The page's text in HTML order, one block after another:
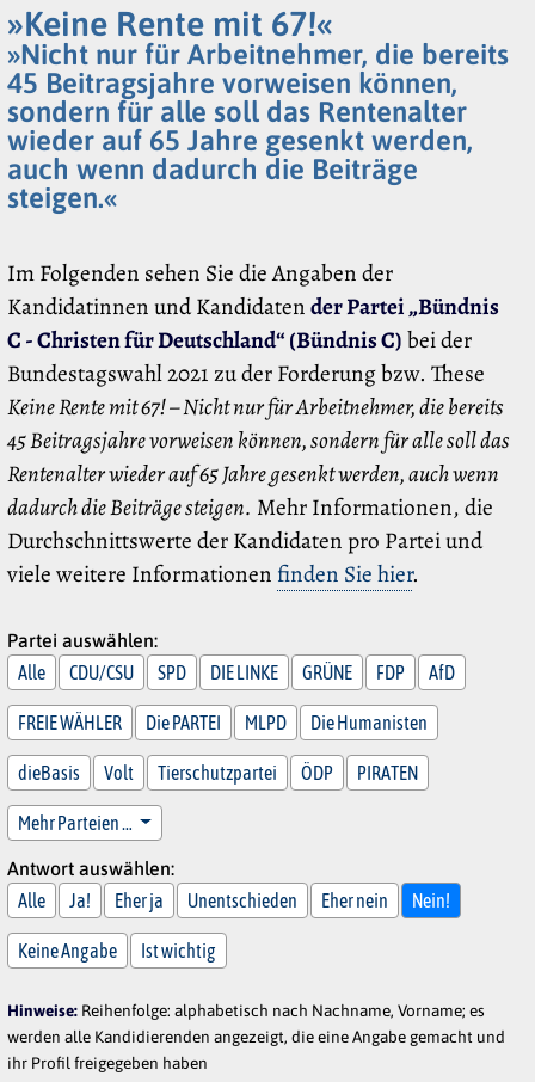
»Keine Rente mit 67!«
»Nicht nur für Arbeitnehmer, die bereits
45 Beitragsjahre vorweisen können,
sondern für alle soll das Rentenalter
wieder auf 65 Jahre gesenkt werden,
auch wenn dadurch die Beiträge
steigen.«
Im Folgenden sehen Sie die Angaben der
Kandidatinnen und Kandidatender Partei „Bündnis
C - Christen für Deutschland“ (Bündnis C)bei der
Bundestagswahl 2021 zu der Forderung bzw. These
Keine Rente mit 67! – Nicht nur für Arbeitnehmer, die bereits
45 Beitragsjahre vorweisen können, sondern für alle soll das
Rentenalter wieder auf 65 Jahre gesenkt werden, auch wenn
dadurch die Beiträge steigen. Mehr Informationen, die
Durchschnittswerte der Kandidaten pro Partei und
viele weitere Informationen finden Sie hier.
Partei auswählen:
Alle
CDU/CSU SPD DIE LINKE GRÜNE FDP AfD
FREIE WÄHLER Die PARTEI MLPD Die Humanisten
dieBasis Volt Tierschutzpartei ÖDP PIRATEN
Mehr Parteien …
Antwort auswählen:
Alle
Ja! Eher ja Unentschieden Eher nein Nein!
Keine Angabe Ist wichtig
Hinweise: Reihenfolge: alphabetisch nach Nachname, Vorname; es
werden alle Kandidierenden angezeigt, die eine Angabe gemacht und
ihr Profil freigegeben haben